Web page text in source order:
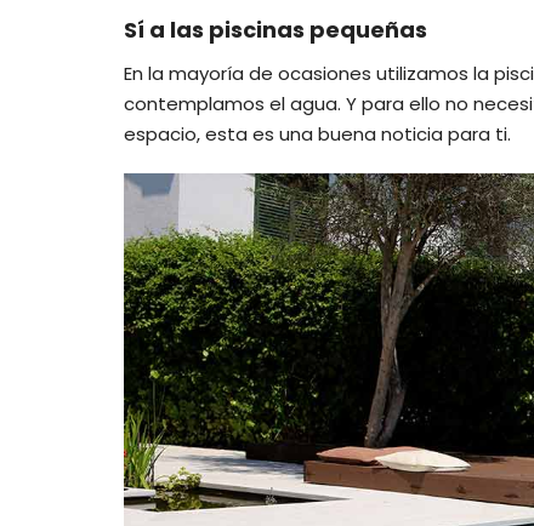
Sí a las piscinas pequeñas
En la mayoría de ocasiones utilizamos la
contemplamos el agua. Y para ello no
espacio, esta es una buena noticia para ti.